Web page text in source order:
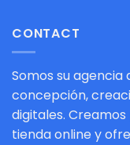
CONTACT
Somos su agencia
concepción,
digitales.
tienda online y